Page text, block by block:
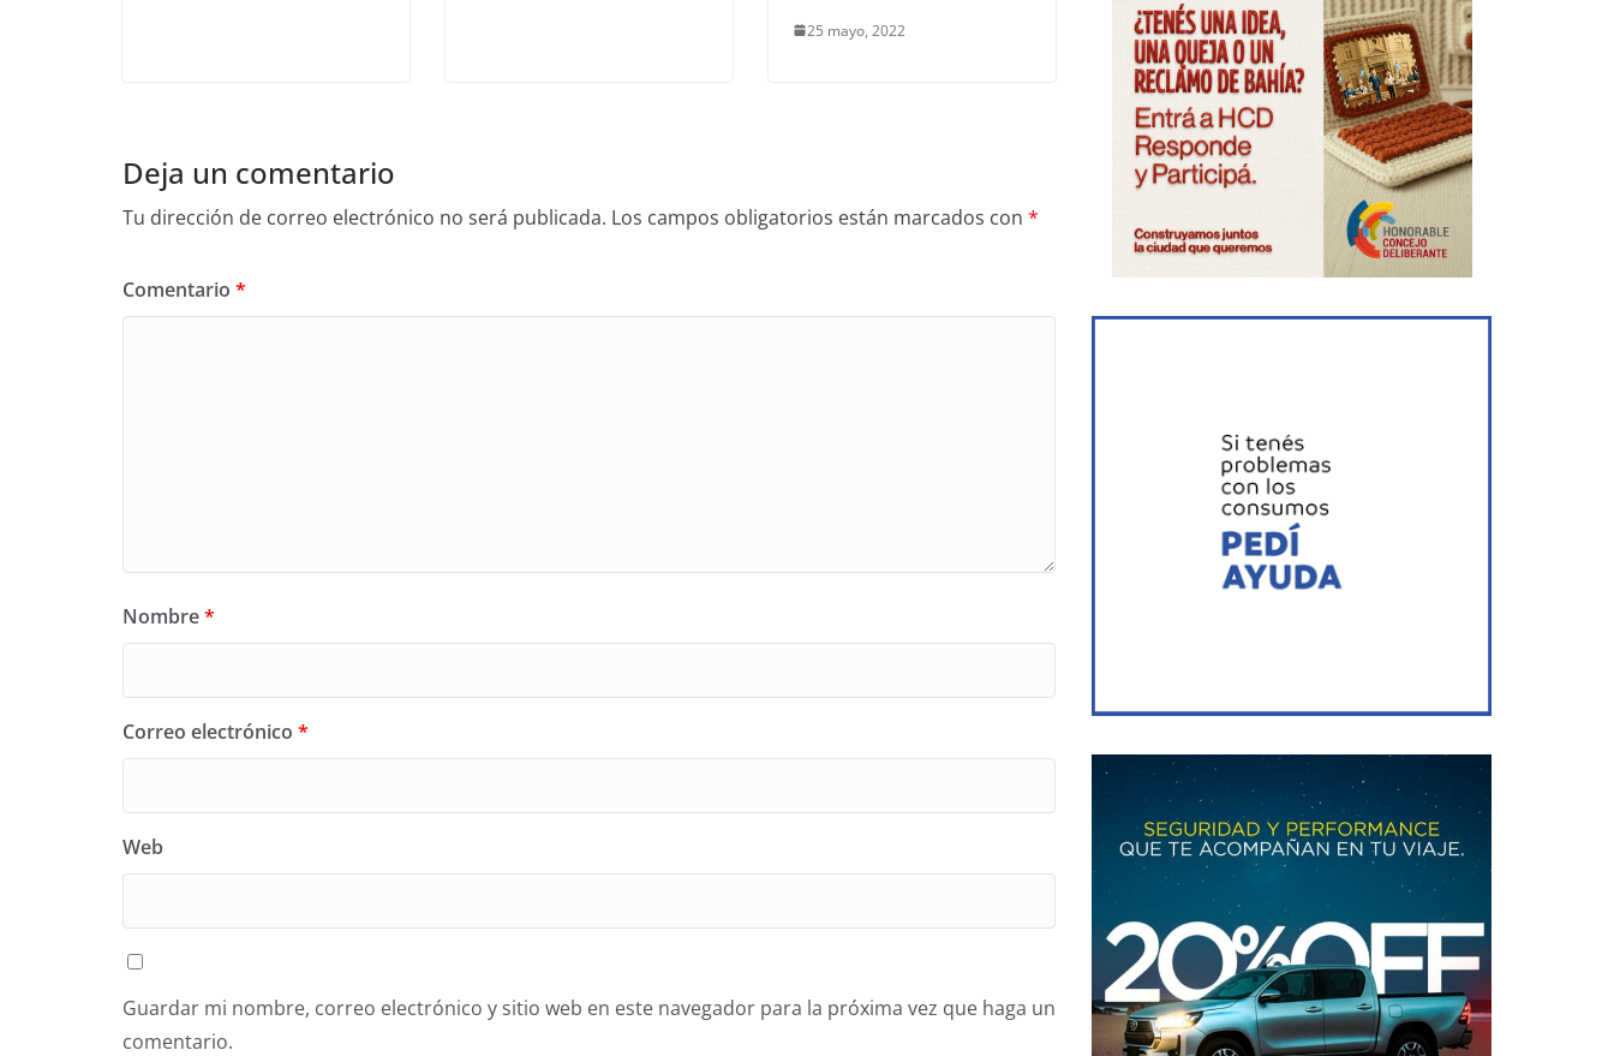
25 mayo, 2022
Deja un comentario
Tu dirección de correo electrónico no será publicada. Los campos obligatorios están marcados con *
Comentario *
Nombre*
Correo electrónico *
Web
Guardar mi nombre, correo electrónico y sitio web en este navegador para la próxima vez que haga un
comentario.